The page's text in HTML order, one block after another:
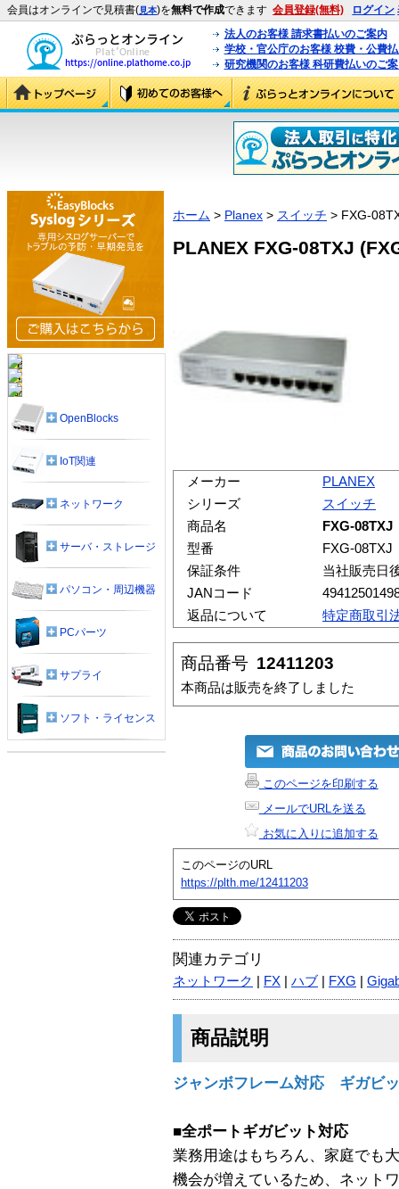
会員はオンラインで見積書(見本)を無料で作成できます 会員登録(無料) ログイン
法人のお客様 請求書払いのご案内
学校・官公庁のお客様 校費・公費
研究機関のお客様 科研費払いのご
ホーム > Planex > スイッチ > FXG-
PLANEX FXG-08TXJ
メーカー
PLANEX
シリーズ
スイッチ
商品名
FXG-08TXJ
型番
FXG-08TXJ
保証条件
当社販売日
JANコード
返品について
特定商取引
商品番号 12411203
本商品は販売を終了しました
このページを印刷する
メールでURLを送る
お気に入りに追加する
このページのURL
https://plth.me/12411203
関連カテゴリ
ネットワーク FX ハブ FXG
商品説明
ジャンボフレーム対応 ギガビ
■全ポートギガビット対応
業務用途はもちろん、家庭でも
機会が増えているため、ネット
OpenBlocks
IoT関連
ネットワーク
サーバ・ストレージ
パソコン・周辺機器
PCパーツ
サプライ
ソフト・ライセンス